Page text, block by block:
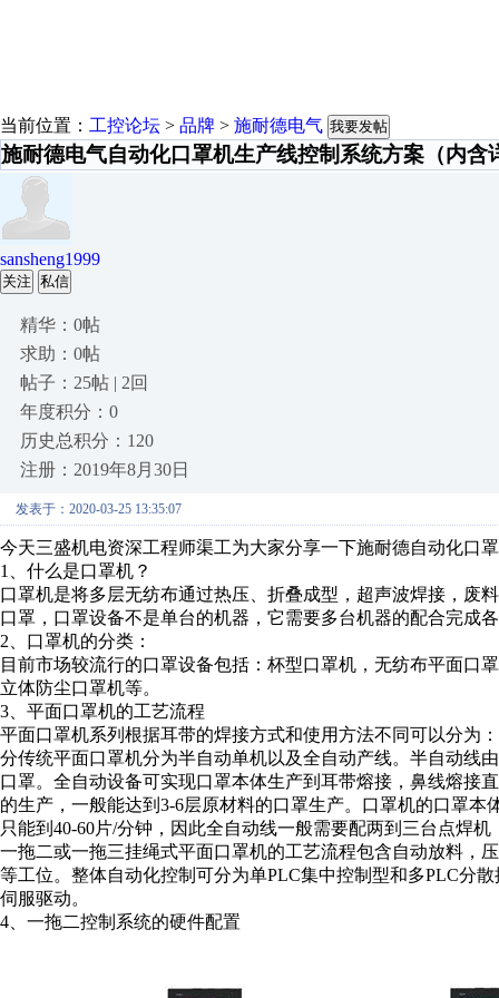
当前位置： 工控论坛 > 品牌 > 施耐德电气 我要发帖
施耐德电气自动化口罩机生产线控制系统方案（内含
sansheng1999
关注 私信
精华：0帖
求助：0帖
帖子：25帖 | 2回
年度积分：0
历史总积分：120
注册：2019年8月30日
发表于：2020-03-25 13:35:07
今天三盛机电资深工程师渠工为大家分享一下施耐德自动化口
1、什么是口罩机？
口罩机是将多层无纺布通过热压、折叠成型，超声波焊接，废
口罩，口罩设备不是单台的机器，它需要多台机器的配合完成
2、口罩机的分类：
目前市场较流行的口罩设备包括：杯型口罩机，无纺布平面口
立体防尘口罩机等。
3、平面口罩机的工艺流程
平面口罩机系列根据耳带的焊接方式和使用方法不同可以分为
分传统平面口罩机分为半自动单机以及全自动产线。半自动线
口罩。全自动设备可实现口罩本体生产到耳带熔接，鼻线熔接
的生产，一般能达到3-6层原材料的口罩生产。口罩机的口罩
只能到40-60片/分钟，因此全自动线一般需要配两到三台点焊
一拖二或一拖三挂绳式平面口罩机的工艺流程包含自动放料，
等工位。整体自动化控制可分为单PLC集中控制型和多PLC分
伺服驱动。
4、一拖二控制系统的硬件配置